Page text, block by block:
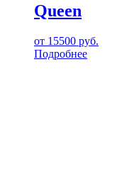
Queen
от 15500 руб.
Подробнее